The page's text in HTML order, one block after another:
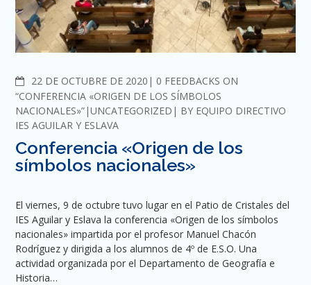
22 DE OCTUBRE DE 2020 COMMENTS
0 FEEDBACKS ON
“CONFERENCIA «ORIGEN DE LOS SÍMBOLOS
NACIONALES»” UNCATEGORIZED BY EQUIPO DIRECTIVO
IES AGUILAR Y ESLAVA
Conferencia «Origen de los
símbolos nacionales»
El viernes, 9 de octubre tuvo lugar en el Patio de Cristales del
IES Aguilar y Eslava la conferencia «Origen de los símbolos
nacionales» impartida por el profesor Manuel Chacón
Rodríguez y dirigida a los alumnos de 4º de E.S.O. Una
actividad organizada por el Departamento de Geografía e
Historia…